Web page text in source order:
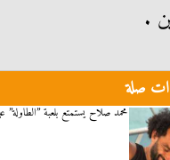
.
صلة
محمد صلاح يستمتع بلعبة ”الطاولة”